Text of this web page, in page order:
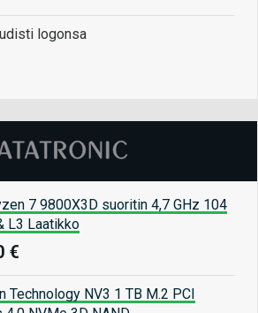
logonsa
7 9800X3D suoritin 4,7 GHz 104
L3 Laatikko
€
Technology NV3 1 TB M.2 PCI